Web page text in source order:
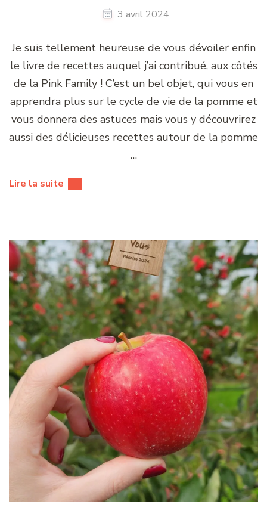
3 avril 2024
Je suis tellement heureuse de vous dévoiler enfin
le livre de recettes auquel j’ai contribué, aux côtés
de la Pink Family ! C’est un bel objet, qui vous en
apprendra plus sur le cycle de vie de la pomme et
vous donnera des astuces mais vous y découvrirez
aussi des délicieuses recettes autour de la pomme
…
Lire la suite